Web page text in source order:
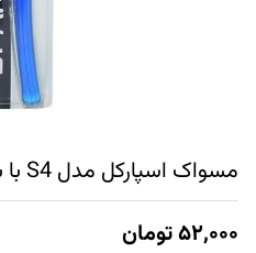
مسواک اسپارکل مدل S4 با برس نرم
۵۲,۰۰۰تومان